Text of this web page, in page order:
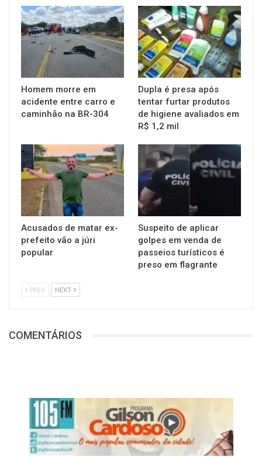
Homem morre em
acidente entre carro e
caminhão na BR-304
Dupla é presa após
tentar furtar produtos
de higiene avaliados em
R$ 1,2 mil
Acusados de matar ex-
prefeito vão a júri
popular
Suspeito de aplicar
golpes em venda de
passeios turísticos é
preso em flagrante
PREV NEXT
COMENTÁRIOS